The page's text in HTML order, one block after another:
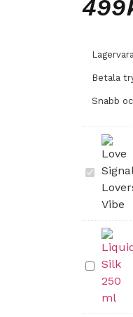
499
Betala
Snabb
Love
Signal
Lovers
Vibe
Liquid
Silk
250